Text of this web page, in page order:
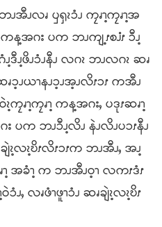
အီၪလၧ ၦၡၩၥံၪ ကၠၧၫ့ကၠၧၫ့အ
ကန့အဂး ပက ဘၪကျ့ၭစၨၭ ၥီၪ့
ဒီၪ့ဖိၪၥံၪနီၪ လဂၩ ဘၪလဂၩ ဆၧ
ၧၥ့ၪယၫနၪၥ့ၪအ့ၪလိၭၥၭ ကအီၪ
ကၠၧၫ့ကၠၧၫ့ ကန့အဂးႇ ပဒုၭဆၧၫ့
ပက ဘၪၥီၪ့လိၪ နဲၪလိၪပၥၭနီၪ
ျဲၩ့လၩ့ဎိၭလိၭၥၭက ဘၪအီၪႇ အၪ့
အခံၫ့ က ဘၪအီၪဝ့ၫ လကၭဒံၭ
ၪႇ လၧဖံၫဖူၫၥံၪ ဆၧချဲၩ့လၩ့ဎိၭ